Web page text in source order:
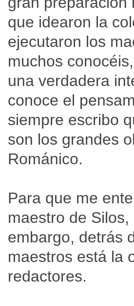
que idearon la
ejecutaron los
muchos
una verdadera
conoce el
siempre escribo
son los grandes
Románico.
Para que me
maestro de
embargo, detrás
maestros está la
redactores.